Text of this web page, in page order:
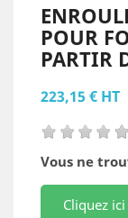
POUR
PARTIR
223,15 € HT
Vous ne
Cliquez ici